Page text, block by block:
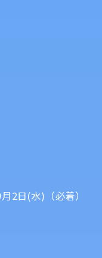
2日(水)（必着）